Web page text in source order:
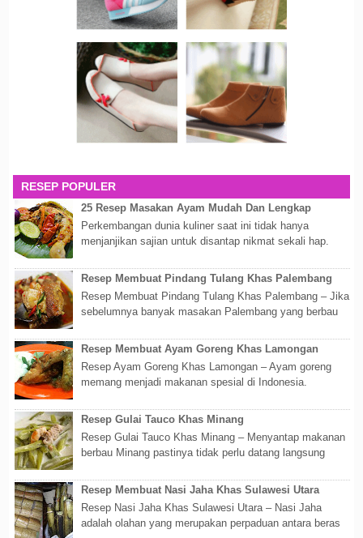
RESEP POPULER
25 Resep Masakan Ayam Mudah Dan Lengkap
Perkembangan dunia kuliner saat ini tidak hanya
menjanjikan sajian untuk disantap nikmat sekali hap.
Resep Membuat Pindang Tulang Khas Palembang
Resep Membuat Pindang Tulang Khas Palembang – Jika
sebelumnya banyak masakan Palembang yang berbau
Resep Membuat Ayam Goreng Khas Lamongan
Resep Ayam Goreng Khas Lamongan – Ayam goreng
memang menjadi makanan spesial di Indonesia.
Resep Gulai Tauco Khas Minang
Resep Gulai Tauco Khas Minang – Menyantap makanan
berbau Minang pastinya tidak perlu datang langsung
Resep Membuat Nasi Jaha Khas Sulawesi Utara
Resep Nasi Jaha Khas Sulawesi Utara – Nasi Jaha
adalah olahan yang merupakan perpaduan antara beras